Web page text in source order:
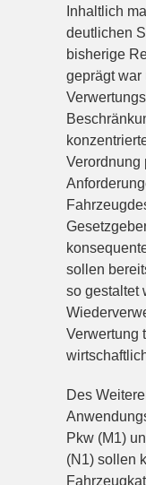
Inhaltlich
deutlichen
bisherige
geprägt war
Verordnung
sollen
so gestaltet
Verwertung
Des
Pkw (M1)
(N1) sollen